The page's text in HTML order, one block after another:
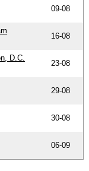
09-08
16-08
D.C.
23-08
29-08
30-08
06-09